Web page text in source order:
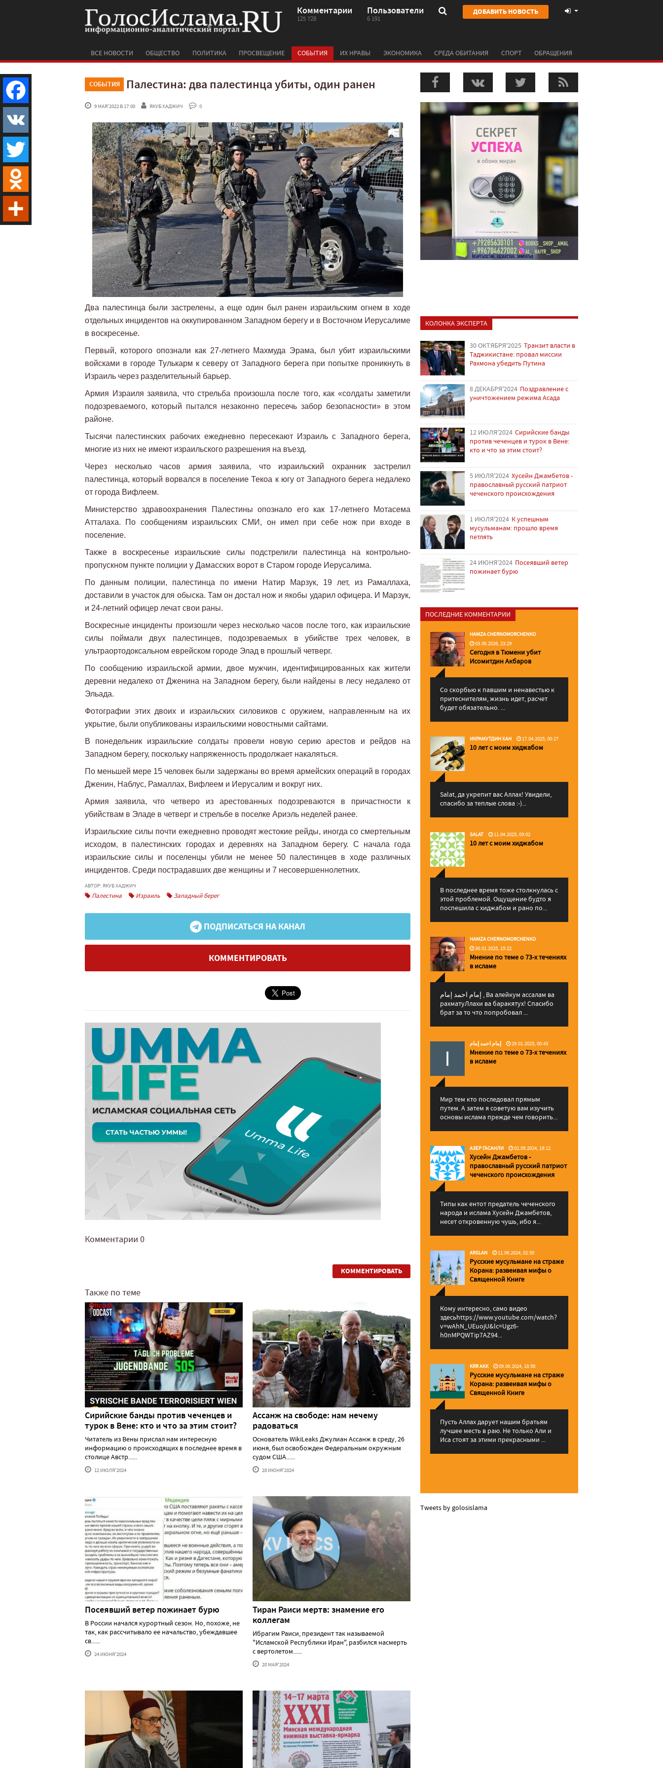
Комментарии
125 728
Пользователи
6 191
ДОБАВИТЬ НОВОСТЬ
ВСЕ НОВОСТИ ОБЩЕСТВО ПОЛИТИКА ПРОСВЕЩЕНИЕ СОБЫТИЯ ИХ НРАВЫ ЭКОНОМИКА СРЕДА ОБИТАНИЯ СПОРТ ОБРАЩЕНИЯ
СОБЫТИЯ Палестина: два палестинца убиты, один ранен
9 МАЯ'2022 В 17:00 ЯКУБ ХАДЖИЧ 0
Два палестинца были застрелены, а еще один был ранен израильским огнем в ходе
отдельных инцидентов на оккупированном Западном берегу и в Восточном Иерусалиме
в воскресенье.
Первый, которого опознали как 27-летнего Махмуда Эрама, был убит израильскими
войсками в городе Тулькарм к северу от Западного берега при попытке проникнуть в
Израиль через разделительный барьер.
Армия Израиля заявила, что стрельба произошла после того, как «солдаты заметили
подозреваемого, который пытался незаконно пересечь забор безопасности» в этом
районе.
Тысячи палестинских рабочих ежедневно пересекают Израиль с Западного берега,
многие из них не имеют израильского разрешения на въезд.
Через несколько часов армия заявила, что израильский охранник застрелил
палестинца, который ворвался в поселение Текоа к югу от Западного берега недалеко
от города Вифлеем.
Министерство здравоохранения Палестины опознало его как 17-летнего Мотасема
Атталаха. По сообщениям израильских СМИ, он имел при себе нож при входе в
поселение.
Также в воскресенье израильские силы подстрелили палестинца на контрольно-
пропускном пункте полиции у Дамасских ворот в Старом городе Иерусалима.
По данным полиции, палестинца по имени Натир Марзук, 19 лет, из Рамаллаха,
доставили в участок для обыска. Там он достал нож и якобы ударил офицера. И Марзук,
и 24-летний офицер лечат свои раны.
Воскресные инциденты произошли через несколько часов после того, как израильские
силы поймали двух палестинцев, подозреваемых в убийстве трех человек, в
ультраортодоксальном еврейском городе Элад в прошлый четверг.
По сообщению израильской армии, двое мужчин, идентифицированных как жители
деревни недалеко от Дженина на Западном берегу, были найдены в лесу недалеко от
Эльада.
Фотографии этих двоих и израильских силовиков с оружием, направленным на их
укрытие, были опубликованы израильскими новостными сайтами.
В понедельник израильские солдаты провели новую серию арестов и рейдов на
Западном берегу, поскольку напряженность продолжает накаляться.
По меньшей мере 15 человек были задержаны во время армейских операций в городах
Дженин, Наблус, Рамаллах, Вифлеем и Иерусалим и вокруг них.
Армия заявила, что четверо из арестованных подозреваются в причастности к
убийствам в Эладе в четверг и стрельбе в поселке Ариэль неделей ранее.
Израильские силы почти ежедневно проводят жестокие рейды, иногда со смертельным
исходом, в палестинских городах и деревнях на Западном берегу. С начала года
израильские силы и поселенцы убили не менее 50 палестинцев в ходе различных
инцидентов. Среди пострадавших две женщины и 7 несовершеннолетних.
АВТОР: ЯКУБ ХАДЖИЧ
Палестина Израиль Западный берег
ПОДПИСАТЬСЯ НА КАНАЛ
КОММЕНТИРОВАТЬ
Комментарии 0
КОММЕНТИРОВАТЬ
Также по теме
Сирийские банды против чеченцев и
турок в Вене: кто и что за этим стоит?
Читатель из Вены прислал нам интересную
информацию о происходящих в последнее время в
столице Австр......
12 ИЮЛЯ'2024
Ассанж на свободе: нам нечему
радоваться
Основатель WikiLeaks Джулиан Ассанж в среду, 26
июня, был освобожден Федеральным окружным
судом США......
28 ИЮНЯ'2024
Посеявший ветер пожинает бурю
В России начался курортный сезон. Но, похоже, не
так, как рассчитывало ее начальство, убеждавшее
св......
24 ИЮНЯ'2024
Тиран Раиси мертв: знамение его
коллегам
Ибрагим Раиси, президент так называемой
"Исламской Республики Иран", разбился насмерть
с вертолетом......
20 МАЯ'2024
КОЛОНКА ЭКСПЕРТА
30 ОКТЯБРЯ'2025 Транзит власти в
Таджикистане: провал миссии
Рахмона убедить Путина
8 ДЕКАБРЯ'2024 Поздравление с
уничтожением режима Асада
12 ИЮЛЯ'2024 Сирийские банды
против чеченцев и турок в Вене:
кто и что за этим стоит?
5 ИЮЛЯ'2024 Хусейн Джамбетов -
православный русский патриот
чеченского происхождения
1 ИЮЛЯ'2024 К успешным
мусульманам: прошло время
петлять
24 ИЮНЯ'2024 Посеявший ветер
пожинает бурю
ПОСЛЕДНИЕ КОММЕНТАРИИ
HAMZA CHERNOMORCHENKO
03.06.2026, 23:29
Сегодня в Тюмени убит
Исомитдин Акбаров
Со скорбью к павшим и ненавестью к
притеснителям, жизнь идет, расчет
будет обязательно. ...
ИКРАМУТДИН ХАН 17.04.2025, 00:27
10 лет с моим хиджабом
Salat, да укрепит вас Аллаx! Увидели,
спасибо за теплые слова :-)...
SALAT 11.04.2025, 09:02
10 лет с моим хиджабом
В последнее время тоже столкнулась с
этой проблемой. Ощущение будто я
поспешила с хиджабом и рано по...
HAMZA CHERNOMORCHENKO
30.01.2025, 15:22
Мнение по теме о 73-х течениях
в исламе
إمام احمد إمام , Ва алейкум ассалам ва
рахматуЛлахи ва баракятух! Спасибо
брат за то что попробовал ...
إمام احمد إمام 29.01.2025, 00:43
Мнение по теме о 73-х течениях
в исламе
Мир тем кто последовал прямым
путем. А затем я советую вам изучить
основы ислама прежде чем говорить...
АЗЕР ГАСАНЛИ 02.09.2024, 19:12
Хусейн Джамбетов -
православный русский патриот
чеченского происхождения
Типы как ентот предатель чеченского
народа и ислама Хусейн Джамбетов,
несет откровенную чушь, ибо я...
ARSLAN 11.06.2024, 02:50
Русские мусульмане на страже
Корана: pазвеивая мифы о
Священной Книге
Кому интересно, само видео
здесьhttps://www.youtube.com/watch?
v=wAhN_UEuojU&lc=Ugz6-
h0nMPQWTip7AZ94...
KRR AKK 09.06.2024, 18:56
Русские мусульмане на страже
Корана: pазвеивая мифы о
Священной Книге
Пусть Аллах дарует нашим братьям
лучшее месть в раю. Не только Али и
Иса стоят за этими прекрасными ...
Tweets by golosislama
Facebook
VK
Twitter
Odnoklassniki